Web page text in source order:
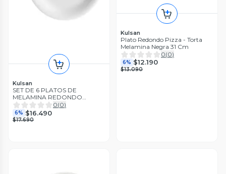
Kulsan
SET DE 6 PLATOS DE
MELAMINA REDONDO
BORDE ANCHO BLANCO 14
CM
0(0)
6% $16.490
$17.690
Kulsan
Plato Redondo Pizza - Torta
Melamina Negra 31 Cm
0(0)
6% $12.190
$13.090